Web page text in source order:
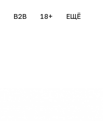
B2B 18+ ЕЩЁ